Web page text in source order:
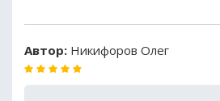
Автор: Никифоров Олег